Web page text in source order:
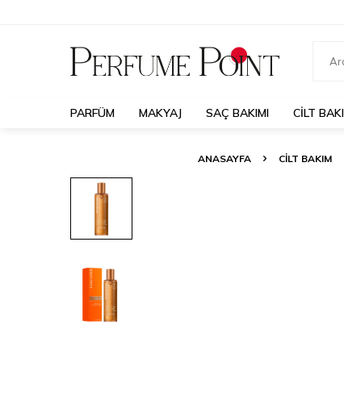
PARFÜM MAKYAJ SAÇ BAKIMI CILT
ANASAYFA CILT BAKIM